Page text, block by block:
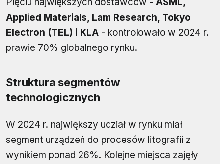
Applied Materials, Lam Research, Tokyo
Electron (TEL) i KLA - kontrolowało w 2024 r.
prawie 70% globalnego rynku.
Struktura segmentów
technologicznych
W 2024 r. największy udział w rynku miał
segment urządzeń do procesów litografii z
wynikiem ponad 26%. Kolejne miejsca zajęły